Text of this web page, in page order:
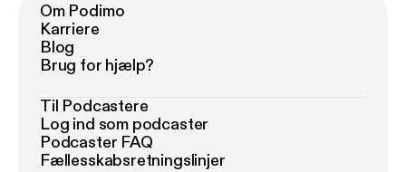
Om Podimo
Karriere
Blog
Brug for hjælp?
Til Podcastere
Log ind som podcaster
Podcaster FAQ
Fællesskabsretningslinjer